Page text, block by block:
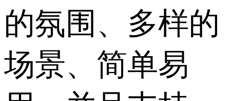
的氛围、多样的
场景、简单易